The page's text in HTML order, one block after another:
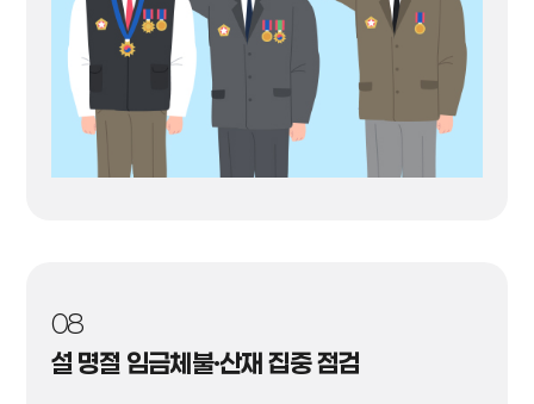
08
설 명절 임금체불·산재 집중 점검